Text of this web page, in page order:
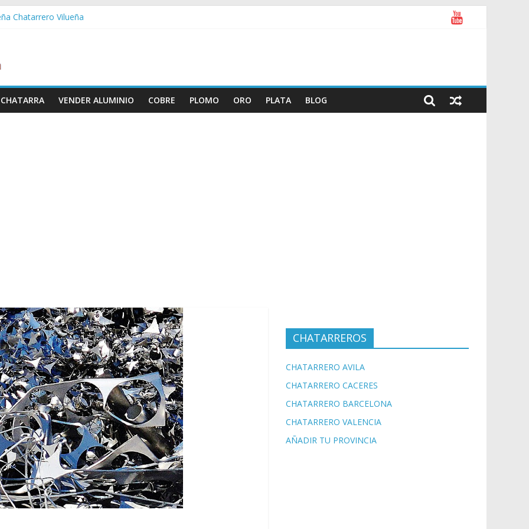
Chatarrero Vilueña
Chatarrero Zaida
Chatarrero Vistabella
VENDER ALUMINIO COBRE PLOMO ORO PLATA BLOG
CHATARREROS
CHATARRERO AVILA
CHATARRERO CACERES
CHATARRERO BARCELONA
CHATARRERO VALENCIA
AÑADIR TU PROVINCIA